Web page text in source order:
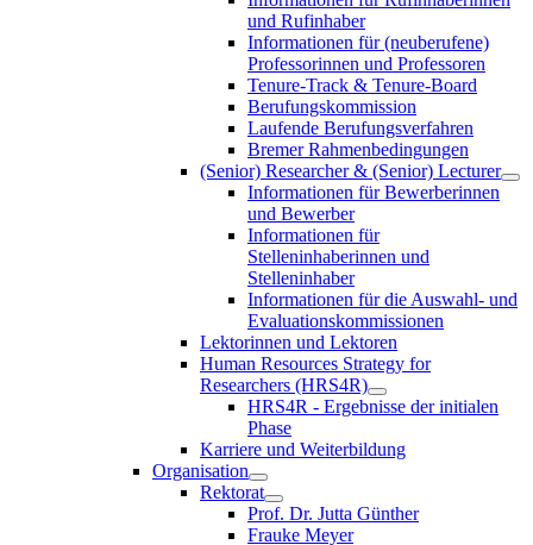
und Rufinhaber
Informationen für (neuberufene)
Professorinnen und Professoren
Tenure-Track & Tenure-Board
Berufungskommission
Laufende Berufungsverfahren
Bremer Rahmenbedingungen
(Senior) Researcher & (Senior) Lecturer
Informationen für Bewerberinnen
und Bewerber
Informationen für
Stelleninhaberinnen und
Stelleninhaber
Informationen für die Auswahl- und
Evaluationskommissionen
Lektorinnen und Lektoren
Human Resources Strategy for
Researchers (HRS4R)
HRS4R - Ergebnisse der initialen
Phase
Karriere und Weiterbildung
Organisation
Rektorat
Prof. Dr. Jutta Günther
Frauke Meyer